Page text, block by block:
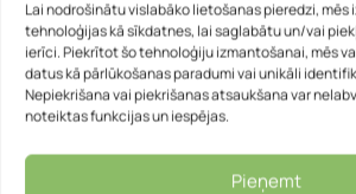
Lai nodrošinātu vislabāko lietošanas pieredzi,
tehnoloģijas kā sīkdatnes, lai saglabātu un/vai
ierīci. Piekrītot šo tehnoloģiju izmantošanai, mēs
datus kā pārlūkošanas paradumi vai unikāli
Nepiekrišana vai piekrišanas atsaukšana var
noteiktas funkcijas un iespējas.
Pieņemt